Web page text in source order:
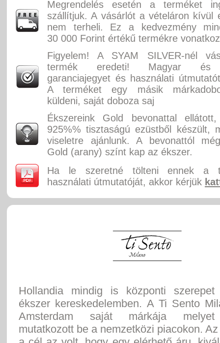
Megrendelés esetén a terméket
szállítjuk. A vásárlót a vételáron kívül
nem terheli. Ez a kedvezmény
30 000 Forint értékű termékre
Figyelem! A SYAM SILVER-nél
termék eredeti! Magyar és
garanciajegyet és használati
A terméket egy másik
küldeni, saját doboza saj
Ékszereink Gold bevonattal ellátott,
925%% tisztaságú ezüstből készült,
viseletre ajánlunk. A bevonattól
Gold (arany) színt kap az ékszer.
Ha le szeretné tölteni ennek a
használati útmutatóját, akkor kérjük
Hollandia mindig is központi
ékszer kereskedelemben. A Ti Sento
Amsterdam saját márkája melyet
mutatkozott be a nemzetközi piacokon.